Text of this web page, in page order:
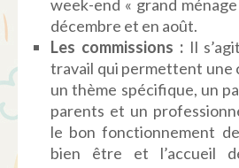
week-end « grand
décembre et en août.
Les commissions :Il
travail qui permettent une
un thème spécifique, un
parents et un
le bon fonctionnement
bien être et l’accueil